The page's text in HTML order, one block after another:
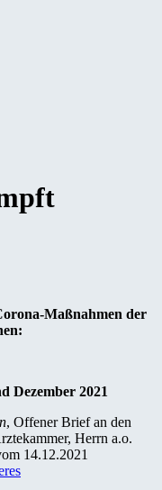
Maßnahmen der
Dezember 2021
, Offener Brief an den
Herrn a.o.
14.12.2021